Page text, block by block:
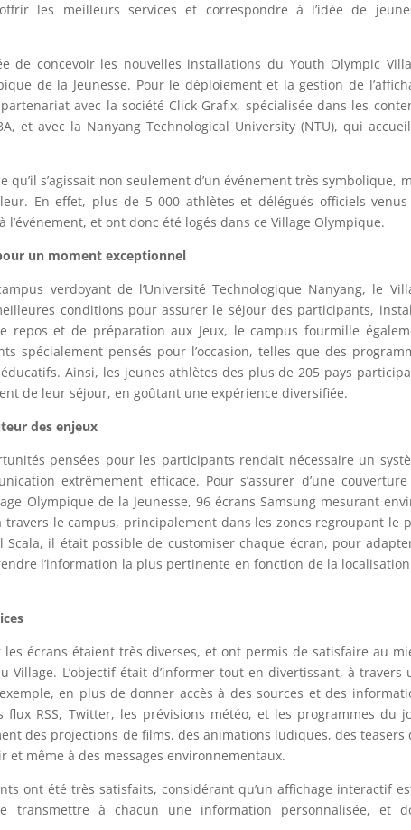
les meilleurs services et correspondre à l’idée de
de concevoir les nouvelles installations du Youth Olympic
de la Jeunesse. Pour le déploiement et la gestion de
avec la société Click Grafix, spécialisée dans les
et avec la Nanyang Technological University (NTU), qui
qu’il s’agissait non seulement d’un événement très symbolique,
En effet, plus de 5 000 athlètes et délégués officiels
et ont donc été logés dans ce Village Olympique.
un moment exceptionnel
verdoyant de l’Université Technologique Nanyang, le
conditions pour assurer le séjour des participants,
repos et de préparation aux Jeux, le campus fourmille
spécialement pensés pour l’occasion, telles que des
Ainsi, les jeunes athlètes des plus de 205 pays
de leur séjour, en goûtant une expérience diversifiée.
des enjeux
pensées pour les participants rendait nécessaire un
extrêmement efficace. Pour s’assurer d’une
Olympique de la Jeunesse, 96 écrans Samsung mesurant
le campus, principalement dans les zones regroupant le
Scala, il était possible de customiser chaque écran, pour
l’information la plus pertinente en fonction de la
écrans étaient très diverses, et ont permis de satisfaire au
Village. L’objectif était d’informer tout en divertissant, à travers
en plus de donner accès à des sources et des
flux RSS, Twitter, les prévisions météo, et les programmes du
des projections de films, des animations ludiques, des teasers
et même à des messages environnementaux.
ont été très satisfaits, considérant qu’un affichage interactif
transmettre à chacun une information personnalisée, et